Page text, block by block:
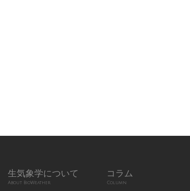
生気象学について
About BioWeather
コラム
Column